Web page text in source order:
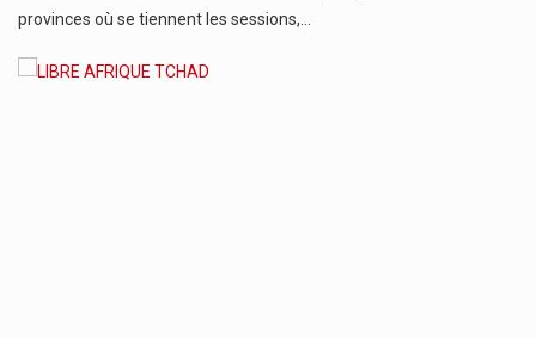
provinces où se tiennent les sessions,…